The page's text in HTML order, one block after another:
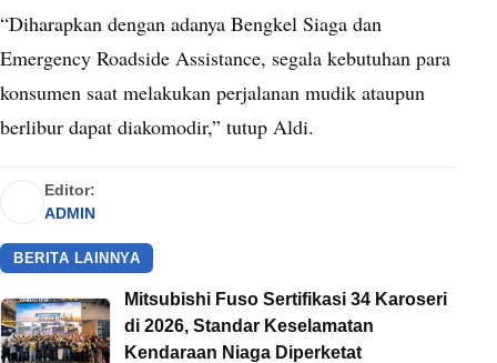
“Diharapkan dengan adanya Bengkel Siaga dan
Emergency Roadside Assistance, segala kebutuhan para
konsumen saat melakukan perjalanan mudik ataupun
berlibur dapat diakomodir,” tutup Aldi.
Editor:
ADMIN
BERITA LAINNYA
Mitsubishi Fuso Sertifikasi 34 Karoseri
di 2026, Standar Keselamatan
Kendaraan Niaga Diperketat